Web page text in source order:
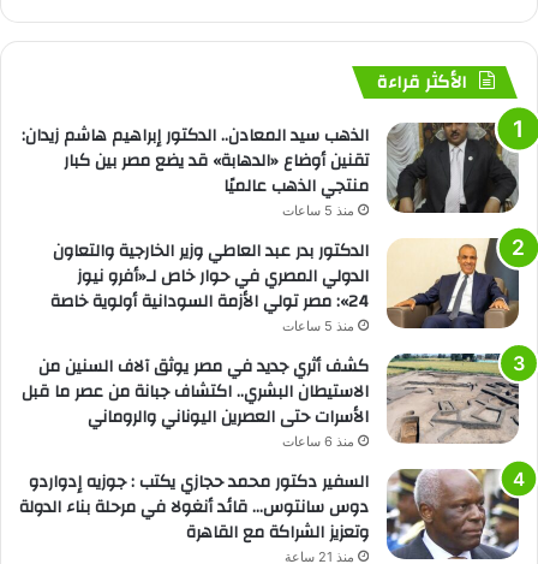
الأكثر قراءة
الذهب سيد المعادن.. الدكتور إبراهيم هاشم زيدان:
تقنين أوضاع «الدهابة» قد يضع مصر بين كبار
منتجي الذهب عالميًا
منذ 5 ساعات
الدكتور بدر عبد العاطي وزير الخارجية والتعاون
الدولي المصري في حوار خاص لـ«أفرو نيوز
24»: مصر تولي الأزمة السودانية أولوية خاصة
منذ 5 ساعات
كشف أثري جديد في مصر يوثق آلاف السنين من
الاستيطان البشري.. اكتشاف جبانة من عصر ما قبل
الأسرات حتى العصرين اليوناني والروماني
منذ 6 ساعات
السفير دكتور محمد حجازي يكتب : جوزيه إدواردو
دوس سانتوس… قائد أنغولا في مرحلة بناء الدولة
وتعزيز الشراكة مع القاهرة
منذ 21 ساعة